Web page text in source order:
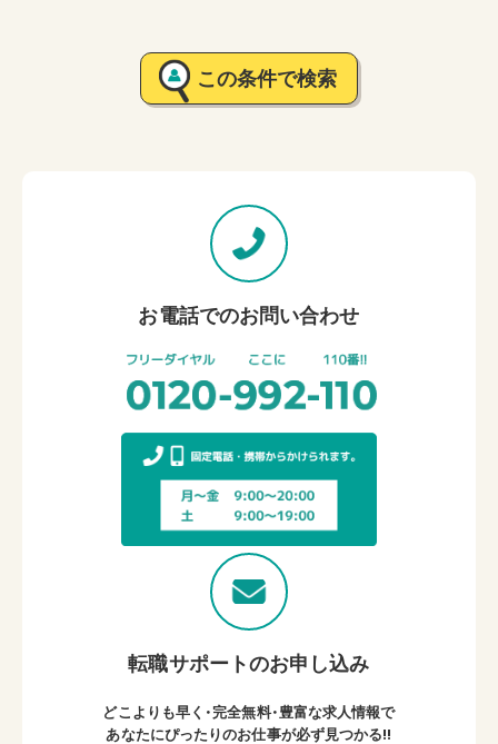
この条件で検索
お電話でのお問い合わせ
転職サポートのお申し込み
どこよりも早く・完全無料・豊富な求人情報で
あなたにぴったりのお仕事が必ず見つかる!!